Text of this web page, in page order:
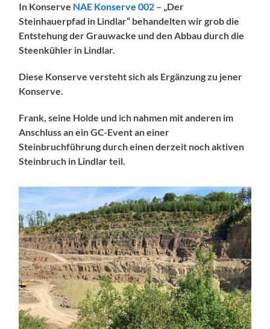
In Konserve NAE Konserve 002 – „Der
Steinhauerpfad in Lindlar“ behandelten wir grob die
Entstehung der Grauwacke und den Abbau durch die
Steenkühler in Lindlar.
Diese Konserve versteht sich als Ergänzung zu jener
Konserve.
Frank, seine Holde und ich nahmen mit anderen im
Anschluss an ein GC-Event an einer
Steinbruchführung durch einen derzeit noch aktiven
Steinbruch in Lindlar teil.